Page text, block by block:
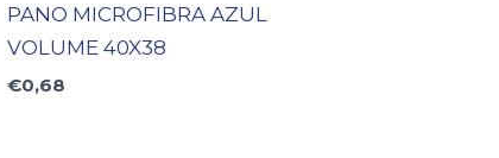
PANO MICROFIBRA AZUL
VOLUME 40X38
€0,68